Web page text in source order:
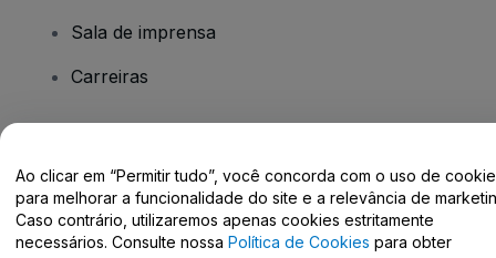
Sala de imprensa
Carreiras
Centro de Ajuda / Fale Conosco
Ao clicar em “Permitir tudo”, você concorda com o uso de
para melhorar a funcionalidade do site e a relevância de
Caso contrário, utilizaremos apenas cookies estritamente
necessários. Consulte nossa Política de Cookies para obter